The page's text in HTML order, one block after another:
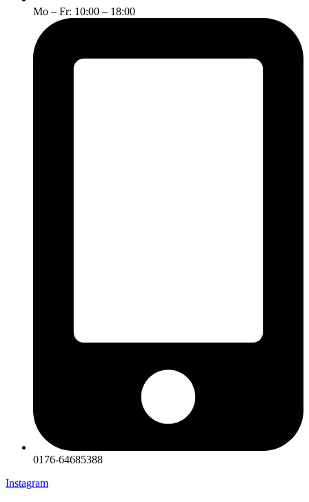
Mo – Fr: 10:00 – 18:00​
0176-64685388
Instagram